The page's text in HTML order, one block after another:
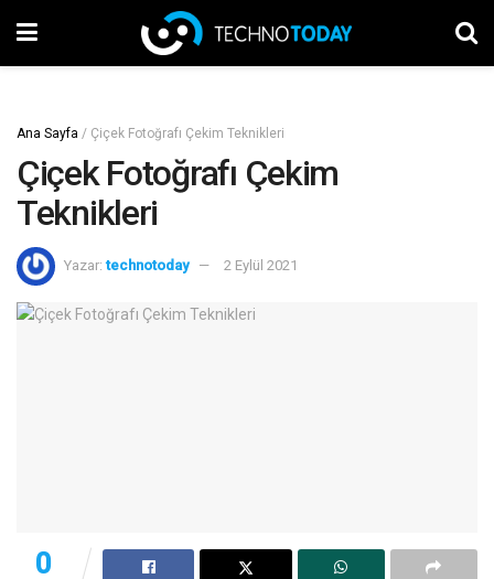
Ana Sayfa / Çiçek Fotoğrafı Çekim Teknikleri
Çiçek Fotoğrafı Çekim
Teknikleri
Yazar: technotoday 2 Eylül 2021
0